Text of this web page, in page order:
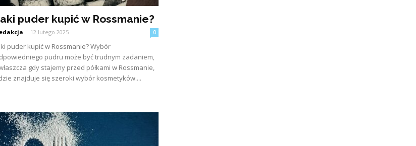
puder kupić w Rossmanie?
- 12 lutego 2025 0
puder kupić w Rossmanie? Wybór
pudru może być trudnym zadaniem,
gdy stajemy przed półkami w Rossmanie,
znajduje się szeroki wybór kosmetyków....